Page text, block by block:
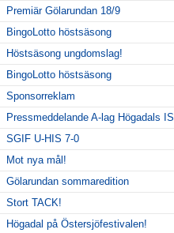
Premiär Gölarundan 18/9
BingoLotto höstsäsong
Höstsäsong ungdomslag!
BingoLotto höstsäsong
Sponsorreklam
Pressmeddelande A-lag Högadals IS
SGIF U-HIS 7-0
Mot nya mål!
Gölarundan sommaredition
Stort TACK!
Högadal på Östersjöfestivalen!